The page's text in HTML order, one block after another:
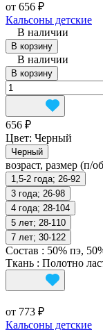
от 656 ₽
Кальсоны детские
В наличии
В корзину
В наличии
В корзину
656 ₽
Цвет: Черный
Черный
возраст, размер (п/
1,5-2 года; 26-92
3 года; 26-98
4 года; 28-104
5 лет; 28-110
7 лет; 30-122
Состав : 50% пэ,
Ткань : Полотно
от 773 ₽
Кальсоны детские